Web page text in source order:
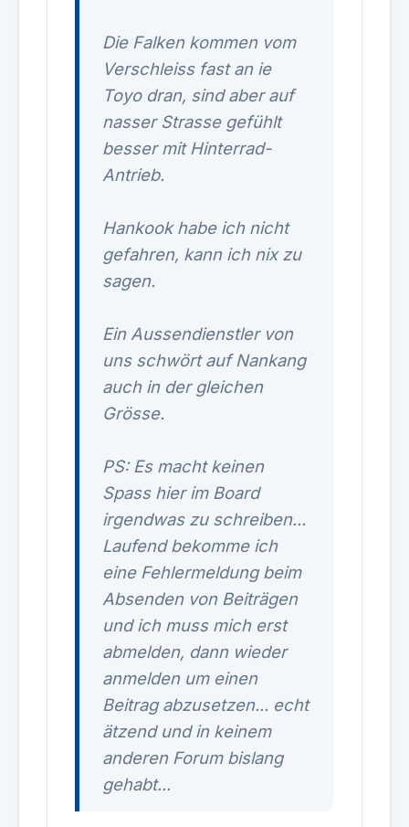
Die Falken kommen vom
Verschleiss fast an ie
Toyo dran, sind aber auf
nasser Strasse gefühlt
besser mit Hinterrad-
Antrieb.
Hankook habe ich nicht
gefahren, kann ich nix zu
sagen.
Ein Aussendienstler von
uns schwört auf Nankang
auch in der gleichen
Grösse.
PS: Es macht keinen
Spass hier im Board
irgendwas zu schreiben...
Laufend bekomme ich
eine Fehlermeldung beim
Absenden von Beiträgen
und ich muss mich erst
abmelden, dann wieder
anmelden um einen
Beitrag abzusetzen... echt
ätzend und in keinem
anderen Forum bislang
gehabt...